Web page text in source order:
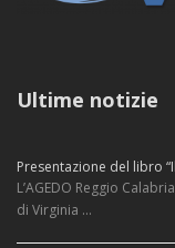
Ultime notizie
Presentazione del libro
L’AGEDO Reggio
di Virginia …